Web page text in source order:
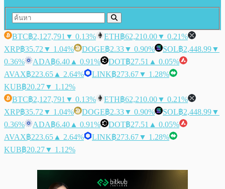
BTC฿2,127,791 ▼ 0.13% ETH฿62,210.00▼ 0.21%
XRP฿35.72 ▼ 1.04% DOGE฿2.33▼ 0.90% SOL฿2,448.99▼
0.36%
ADA฿6.40 ▲ 0.91% DOT฿27.51 ▲ 0.05%
AVAX฿223.65 ▲ 2.64% LINK฿273.67▼ 1.28%
KUB฿20.27▼ 1.12%
BTC฿2,127,791 ▼ 0.13% ETH฿62,210.00▼ 0.21%
XRP฿35.72 ▼ 1.04% DOGE฿2.33▼ 0.90% SOL฿2,448.99▼
0.36%
ADA฿6.40 ▲ 0.91% DOT฿27.51 ▲ 0.05%
AVAX฿223.65 ▲ 2.64% LINK฿273.67▼ 1.28%
KUB฿20.27▼ 1.12%